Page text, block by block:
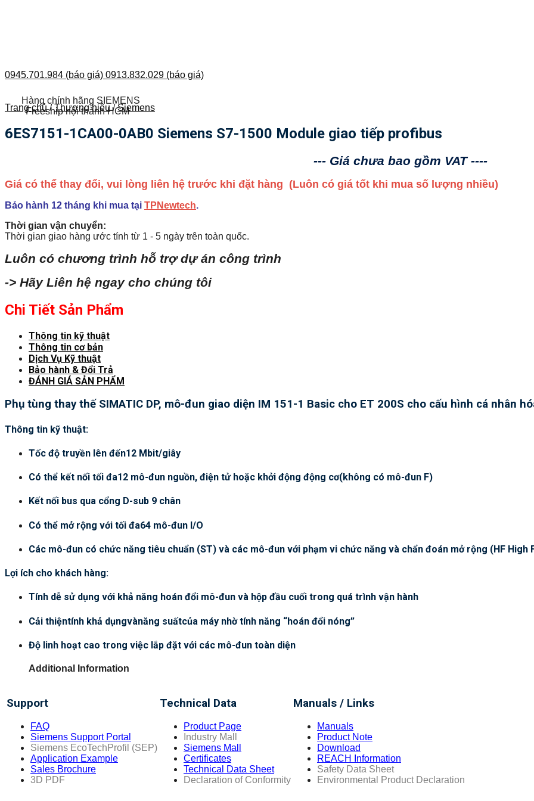
0945.701.984 (báo giá) 0913.832.029 (báo giá)
Hàng chính hãng SIEMENS
Freeship nội thành HCM
Trang chủ / Thương hiệu / Siemens
6ES7151-1CA00-0AB0 Siemens S7-1500 Module giao tiếp profibus
--- Giá chưa bao gồm VAT ----
Giá có thể thay đổi, vui lòng liên hệ trước khi đặt hàng (Luôn có giá tốt khi mua số lượng nhiều)
Bảo hành 12 tháng khi mua tại TPNewtech.
Thời gian vận chuyển:
Thời gian giao hàng ước tính từ 1 - 5 ngày trên toàn quốc.
Luôn có chương trình hỗ trợ dự án công trình
-> Hãy Liên hệ ngay cho chúng tôi
Chi Tiết Sản Phẩm
Thông tin kỹ thuật
Thông tin cơ bản
Dịch Vụ Kỹ thuật
Bảo hành & Đổi Trả
ĐÁNH GIÁ SẢN PHẨM
Phụ tùng thay thế SIMATIC DP, mô-đun giao diện IM 151-1 Basic cho ET 200S cho cấu hình cá nhân
Thông tin kỹ thuật:
Tốc độ truyền lên đến12 Mbit/giây
Có thể kết nối tối đa12 mô-đun nguồn, điện tử hoặc khởi động động cơ(không có mô-đun F)
Kết nối bus qua cổng D-sub 9 chân
Có thể mở rộng với tối đa64 mô-đun I/O
Các mô-đun có chức năng tiêu chuẩn (ST) và các mô-đun với phạm vi chức năng và chẩn đoán mở rộng (HF High
Lợi ích cho khách hàng:
Tính dễ sử dụng với khả năng hoán đổi mô-đun và hộp đầu cuối trong quá trình vận hành
Cải thiệntính khả dụngvànăng suấtcủa máy nhờ tính năng “hoán đổi nóng”
Độ linh hoạt cao trong việc lắp đặt với các mô-đun toàn diện
Additional Information
Support
FAQ
Siemens Support Portal
Siemens EcoTechProfil (SEP)
Application Example
Sales Brochure
3D PDF
Technical Data
Product Page
Industry Mall
Siemens Mall
Certificates
Technical Data Sheet
Declaration of Conformity
Manuals / Links
Manuals
Product Note
Download
REACH Information
Safety Data Sheet
Environmental Product Declaration